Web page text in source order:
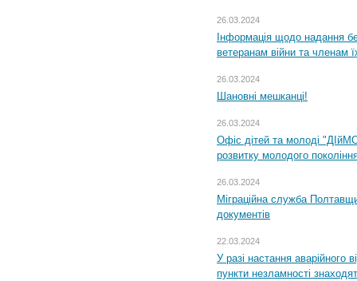
26.03.2024
Інформація щодо надання
ветеранам війни та членам
26.03.2024
Шановні мешканці!
26.03.2024
Офіс дітей та молоді
розвитку молодого
26.03.2024
Міграційна служба
документів
22.03.2024
У разі настання аварійного
пункти незламності